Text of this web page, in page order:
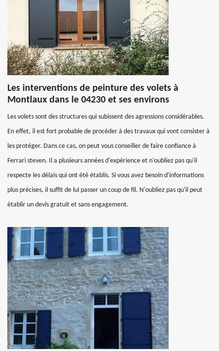
Les interventions de peinture des volets à
Montlaux dans le 04230 et ses environs
Les volets sont des structures qui subissent des agressions considérables.
En effet, il est fort probable de procéder à des travaux qui vont consister à
les protéger. Dans ce cas, on peut vous conseiller de faire confiance à
Ferrari steven. Il a plusieurs années d'expérience et n'oubliez pas qu'il
respecte les délais qui ont été établis. Si vous avez besoin d'informations
plus précises, il suffit de lui passer un coup de fil. N'oubliez pas qu'il peut
établir un devis gratuit et sans engagement.